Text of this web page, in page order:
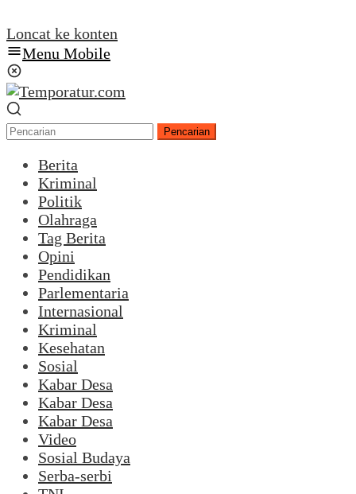
Loncat ke konten
Menu Mobile
Pencarian
Berita
Kriminal
Politik
Olahraga
Tag Berita
Opini
Pendidikan
Parlementaria
Internasional
Kriminal
Kesehatan
Sosial
Kabar Desa
Kabar Desa
Kabar Desa
Video
Sosial Budaya
Serba-serbi